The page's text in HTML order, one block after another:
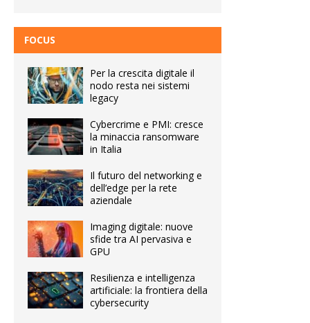
FOCUS
Per la crescita digitale il
nodo resta nei sistemi
legacy
Cybercrime e PMI: cresce
la minaccia ransomware
in Italia
Il futuro del networking e
dell’edge per la rete
aziendale
Imaging digitale: nuove
sfide tra AI pervasiva e
GPU
Resilienza e intelligenza
artificiale: la frontiera della
cybersecurity